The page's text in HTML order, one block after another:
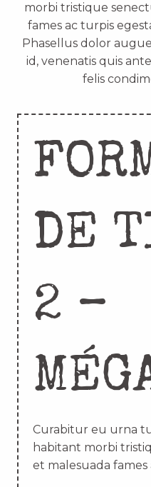
morbi tristique
fames ac turpis
Phasellus dolor
id, venenatis quis
felis
DE
2 –
Curabitur eu urna
habitant morbi
et malesuada fames